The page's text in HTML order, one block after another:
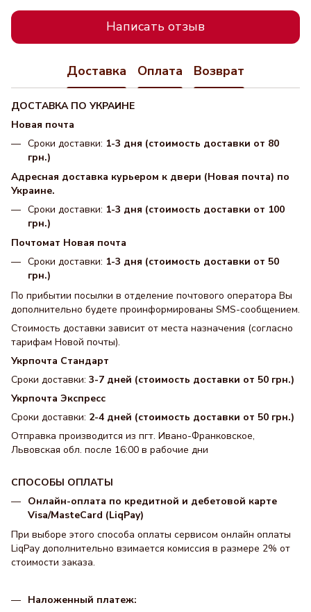
Написать отзыв
Доставка Оплата Возврат
ДОСТАВКА ПО УКРАИНЕ
Новая почта
Сроки доставки: 1-3 дня (стоимость доставки от 80
грн.)
Адресная доставка курьером к двери (Новая почта) по
Украине.
Сроки доставки: 1-3 дня (стоимость доставки от 100
грн.)
Почтомат Новая почта
Сроки доставки: 1-3 дня (стоимость доставки от 50
грн.)
По прибытии посылки в отделение почтового оператора Вы
дополнительно будете проинформированы SMS-сообщением.
Стоимость доставки зависит от места назначения (согласно
тарифам Новой почты).
Укрпочта Стандарт
Сроки доставки: 3-7 дней (стоимость доставки от 50 грн.)
Укрпочта Экспресс
Сроки доставки: 2-4 дней (стоимость доставки от 50 грн.)
Отправка производится из пгт. Ивано-Франковское,
Львовская обл. после 16:00 в рабочие дни
СПОСОБЫ ОПЛАТЫ
Онлайн-оплата по кредитной и дебетовой карте
Visa/MasteCard (LiqPay)
При выборе этого способа оплаты сервисом онлайн оплаты
LiqPay дополнительно взимается комиссия в размере 2% от
стоимости заказа.
Наложенный платеж: